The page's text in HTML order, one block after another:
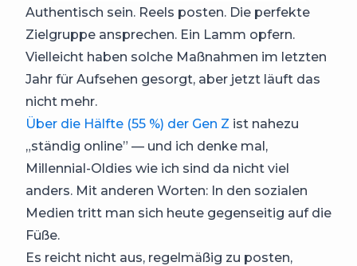
Authentisch sein. Reels posten. Die perfekte
Zielgruppe ansprechen. Ein Lamm opfern.
Vielleicht haben solche Maßnahmen im letzten
Jahr für Aufsehen gesorgt, aber jetzt läuft das
nicht mehr.
Über die Hälfte (55 %) der Gen Z ist nahezu
„ständig online” — und ich denke mal,
Millennial-Oldies wie ich sind da nicht viel
anders. Mit anderen Worten: In den sozialen
Medien tritt man sich heute gegenseitig auf die
Füße.
Es reicht nicht aus, regelmäßig zu posten,